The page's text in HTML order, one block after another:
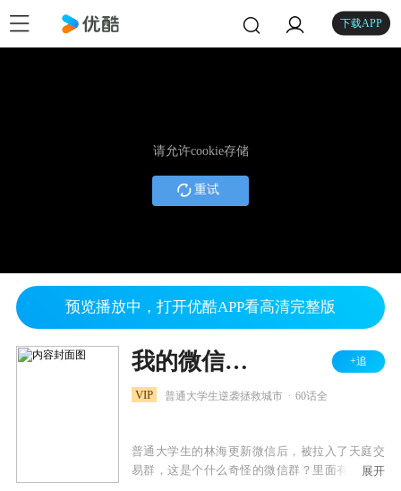
下载APP
请允许cookie存储
重试
预览播放中，打开优酷APP看高清完整版
我的微信连三界 第三季 +追
VIP 普通大学生逆袭拯救城市 60话全
普通大学生的林海更新微信后，被拉入了天庭交
易群，这是个什么奇怪的微信群？里面有人叫孙
展开